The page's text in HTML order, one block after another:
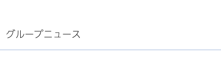
グループニュース